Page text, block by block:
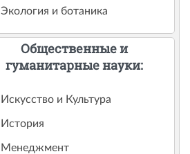
Экология и ботаника
Общественные и
гуманитарные науки:
Искусство и Культура
История
Менеджмент